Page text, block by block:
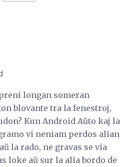
longan someran
blovante tra la fenestroj,
Kun Android Aŭto kaj la
vi neniam perdos alian
la rado, ne gravas se via
loke aŭ sur la alia bordo de